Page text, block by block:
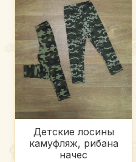
Детские лосины
камуфляж, рибана
начес